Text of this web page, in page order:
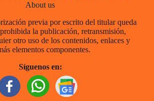
About us
previa por escrito del titular queda
la publicación, retransmisión,
otro uso de los contenidos, enlaces y
elementos componentes.
Síguenos en: